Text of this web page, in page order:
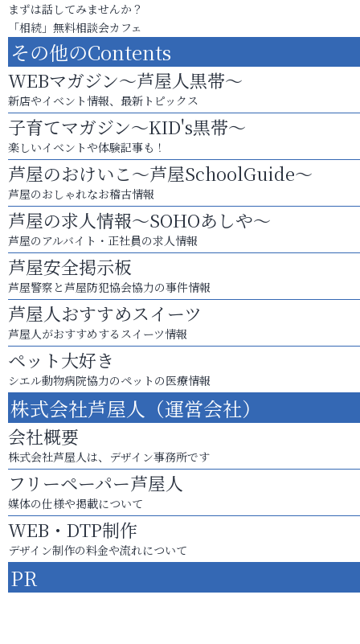
まずは話してみませんか？
「相続」無料相談会カフェ
その他のContents
WEBマガジン～芦屋人黒帯～
新店やイベント情報、最新トピックス
子育てマガジン～KID's黒帯～
楽しいイベントや体験記事も！
芦屋のおけいこ～芦屋SchoolGuide～
芦屋のおしゃれなお稽古情報
芦屋の求人情報～SOHOあしや～
芦屋のアルバイト・正社員の求人情報
芦屋安全掲示板
芦屋警察と芦屋防犯協会協力の事件情報
芦屋人おすすめスイーツ
芦屋人がおすすめするスイーツ情報
ペット大好き
シエル動物病院協力のペットの医療情報
株式会社芦屋人（運営会社）
会社概要
株式会社芦屋人は、デザイン事務所です
フリーペーパー芦屋人
媒体の仕様や掲載について
WEB・DTP制作
デザイン制作の料金や流れについて
PR